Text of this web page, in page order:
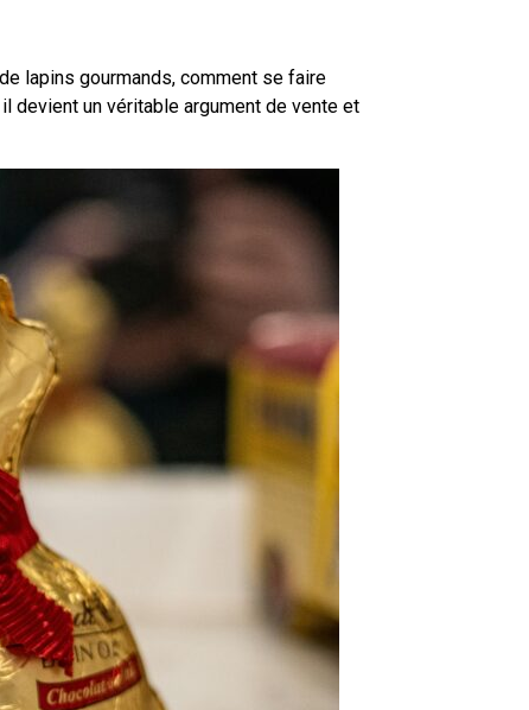
lapins gourmands, comment se faire
devient un véritable argument de vente et